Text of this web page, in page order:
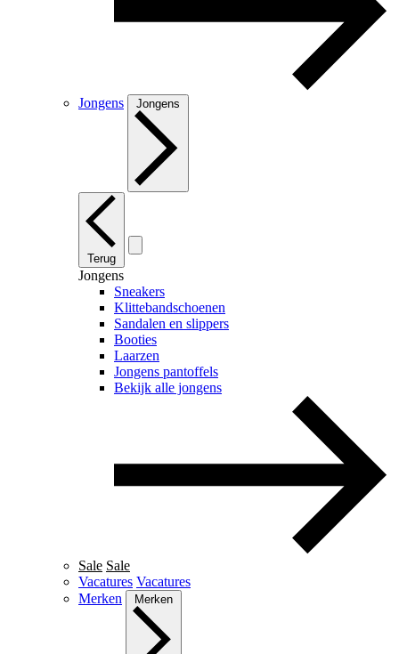
Jongens Jongens
Terug
Jongens
Sneakers
Klittebandschoenen
Sandalen en slippers
Booties
Laarzen
Jongens pantoffels
Bekijk alle jongens
Sale Sale
Vacatures Vacatures
Merken
Merken